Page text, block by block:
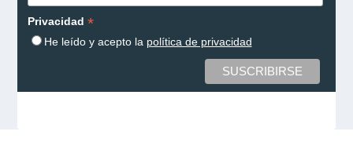
Privacidad *
He leído y acepto la política de privacidad